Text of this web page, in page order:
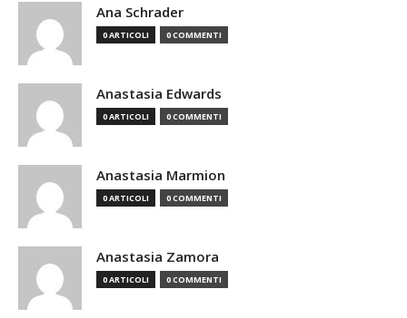
Ana Schrader
0 ARTICOLI 0 COMMENTI
Anastasia Edwards
0 ARTICOLI 0 COMMENTI
Anastasia Marmion
0 ARTICOLI 0 COMMENTI
Anastasia Zamora
0 ARTICOLI 0 COMMENTI